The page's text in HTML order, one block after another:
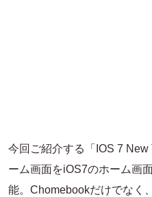
今回ご紹介する「IOS 7
ーム画面をiOS7のホーム画
能。Chomebookだけでなく